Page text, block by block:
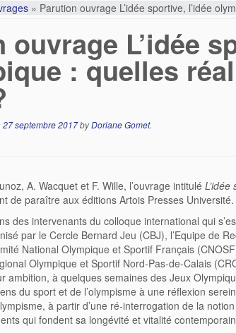
» Parution ouvrage L’idée sportive, l’idée
ouvrage L’idée
: quelles
27 septembre 2017byDoriane Gomet.
A. Wacquet et F. Wille, l’ouvrage intitulé
de paraître aux éditions Artois Presses Université.
des intervenants du colloque international qui
par le Cercle Bernard Jeu (CBJ), l’Equipe de
National Olympique et Sportif Français
Olympique et Sportif Nord-Pas-de-Calais
ambition, à quelques semaines des Jeux
du sport et de l’olympisme à une réflexion
à partir d’une ré-interrogation de la
qui fondent sa longévité et vitalité